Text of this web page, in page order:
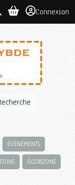
Connexion
ÉVÈNEMENTS
OCCASIONS